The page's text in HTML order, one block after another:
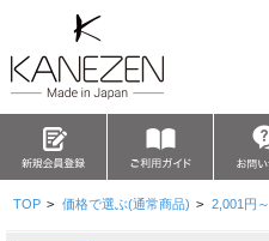
TOP > 価格で選ぶ(通常商品) > 2,001円～